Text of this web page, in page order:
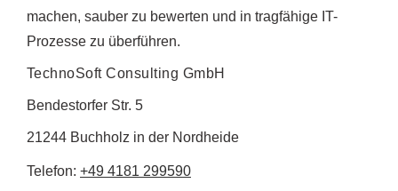
machen, sauber zu bewerten und in tragfähige IT-
Prozesse zu überführen.
TechnoSoft Consulting GmbH
Bendestorfer Str. 5
21244 Buchholz in der Nordheide
Telefon: +49 4181 299590